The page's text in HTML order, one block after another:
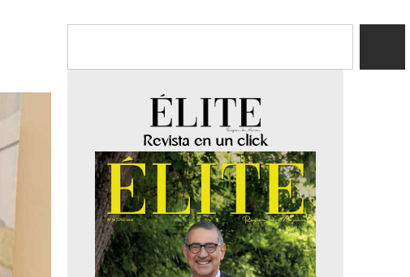
Revista en un click